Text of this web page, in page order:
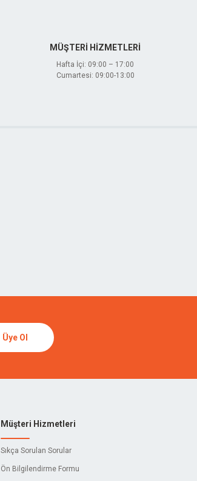
MÜŞTERİ HİZMETLERİ
Hafta İçi: 09:00 – 17:00
Cumartesi: 09:00-13:00
Üye Ol
Müşteri Hizmetleri
Sıkça Sorulan Sorular
Ön Bilgilendirme Formu